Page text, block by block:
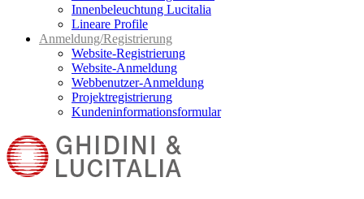
Innenbeleuchtung Lucitalia
Lineare Profile
Anmeldung/Registrierung
Website-Registrierung
Website-Anmeldung
Webbenutzer-Anmeldung
Projektregistrierung
Kundeninformationsformular